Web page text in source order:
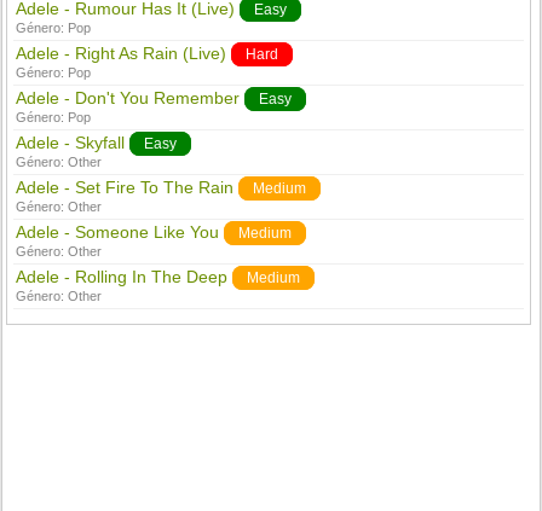
Adele - Rumour Has It (Live) Easy
Género: Pop
Adele - Right As Rain (Live) Hard
Género: Pop
Adele - Don't You Remember Easy
Género: Pop
Adele - Skyfall Easy
Género:Other
Adele - Set Fire To The Rain Medium
Género:Other
Adele - Someone Like You Medium
Género:Other
Adele - Rolling In The Deep Medium
Género:Other